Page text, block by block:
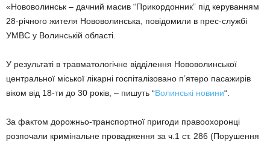
«Нововолинськ – дачний масив “Прикордонник” під керуванням
28-річного жителя Нововолинська, повідомили в прес-службі
УМВС у Волинській області.
У результаті в травматологічне відділення Нововолинської
центральної міської лікарні госпіталізовано п’ятеро пасажирів
віком від 18-ти до 30 років, – пишуть “Волинські новини“.
За фактом дорожньо-транспортної пригоди правоохоронці
розпочали кримінальне провадження за ч.1 ст. 286 (Порушення